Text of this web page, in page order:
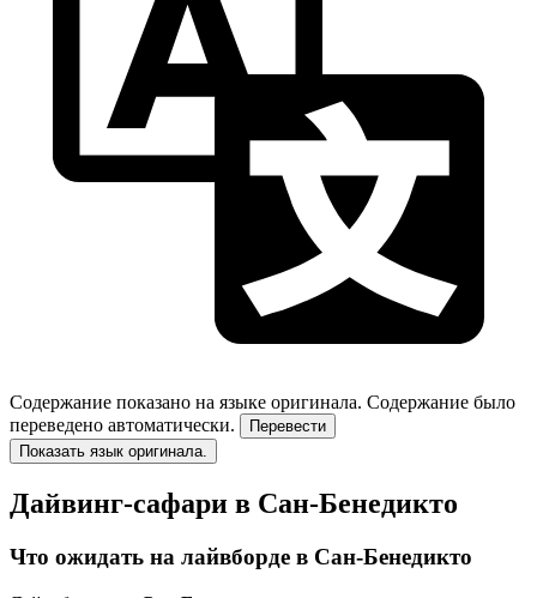
Содержание показано на языке оригинала. Содержание было
переведено автоматически.
Перевести
Показать язык оригинала.
Дайвинг-сафари в Сан-Бенедикто
Что ожидать на лайвборде в Сан-Бенедикто